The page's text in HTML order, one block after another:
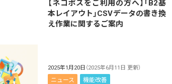
【ネコポスをご利用の方へ】「B2基
本レイアウト」CSVデータの書き換
え作業に関するご案内
2025年1月20日 （2025年6月11日 更新）
ニュース 機能改善